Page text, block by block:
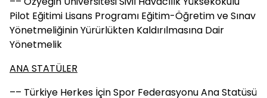
Pilot Eğitimi Lisans Programı Eğitim-Öğretim ve Sınav
Yönetmeliğinin Yürürlükten Kaldırılmasına Dair
Yönetmelik
ANA STATÜLER
–– Türkiye Herkes İçin Spor Federasyonu Ana Statüsü